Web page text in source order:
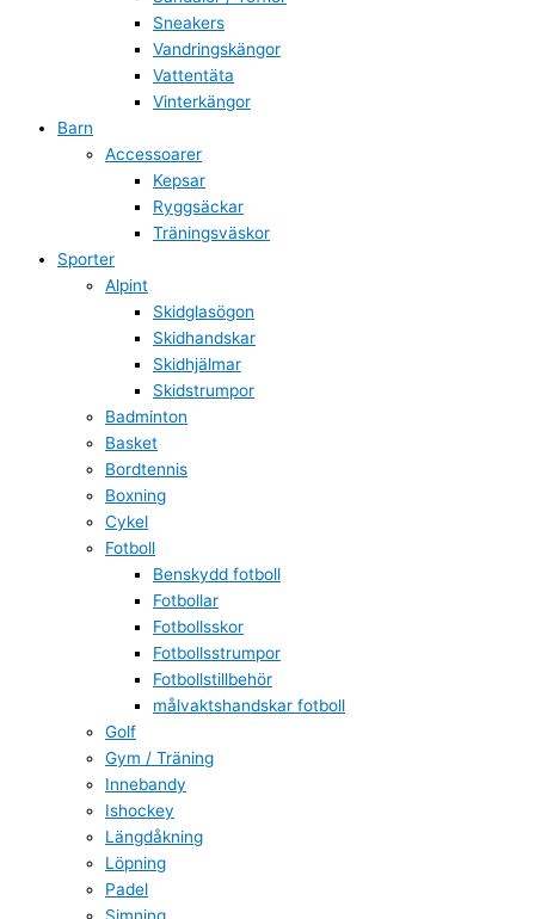
Sneakers
Vandringskängor
Vattentäta
Vinterkängor
Barn
Accessoarer
Kepsar
Ryggsäckar
Träningsväskor
Sporter
Alpint
Skidglasögon
Skidhandskar
Skidhjälmar
Skidstrumpor
Badminton
Basket
Bordtennis
Boxning
Cykel
Fotboll
Benskydd fotboll
Fotbollar
Fotbollsskor
Fotbollsstrumpor
Fotbollstillbehör
målvaktshandskar fotboll
Golf
Gym / Träning
Innebandy
Ishockey
Längdåkning
Löpning
Padel